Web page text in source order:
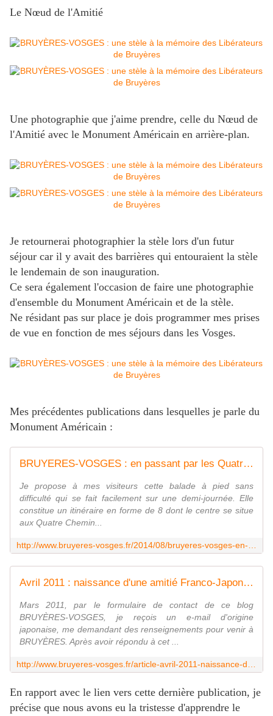
Le Nœud de l'Amitié
Une photographie que j'aime prendre, celle du Nœud de
l'Amitié avec le Monument Américain en arrière-plan.
Je retournerai photographier la stèle lors d'un futur
séjour car il y avait des barrières qui entouraient la stèle
le lendemain de son inauguration.
Ce sera également l'occasion de faire une photographie
d'ensemble du Monument Américain et de la stèle.
Ne résidant pas sur place je dois programmer mes prises
de vue en fonction de mes séjours dans les Vosges.
Mes précédentes publications dans lesquelles je parle du
Monument Américain :
BRUYERES-VOSGES : en passant par les Quatre Chemins et le Monument Américain - Bruyères-Vosges
Je propose à mes visiteurs cette balade à pied sans
difficulté qui se fait facilement sur une demi-journée. Elle
constitue un itinéraire en forme de 8 dont le centre se situe
aux Quatre Chemin...
Avril 2011 : naissance d'une amitié Franco-Japonaise à BRUYERES-VOSGES - Bruyères-Vosges
Mars 2011, par le formulaire de contact de ce blog
BRUYÈRES-VOSGES, je reçois un e-mail d'origine
japonaise, me demandant des renseignements pour venir à
BRUYÈRES. Après avoir répondu à cet ...
En rapport avec le lien vers cette dernière publication, je
précise que nous avons eu la tristesse d'apprendre le